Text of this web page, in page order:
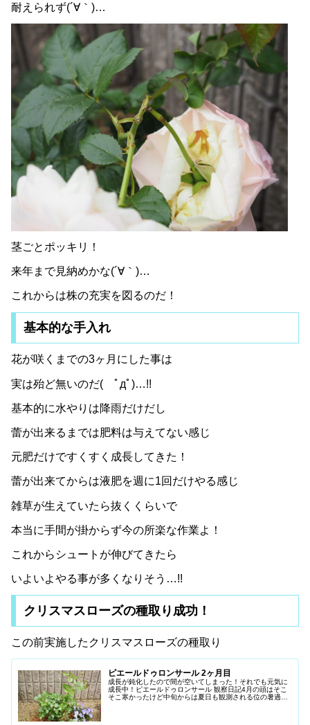
耐えられず(´∀｀)…
茎ごとポッキリ！
来年まで見納めかな(´∀｀)…
これからは株の充実を図るのだ！
基本的な手入れ
花が咲くまでの3ヶ月にした事は
実は殆ど無いのだ( ﾟдﾟ)…!!
基本的に水やりは降雨だけだし
蕾が出来るまでは肥料は与えてない感じ
元肥だけですくすく成長してきた！
蕾が出来てからは液肥を週に1回だけやる感じ
雑草が生えていたら抜くくらいで
本当に手間が掛からず今の所楽な作業よ！
これからシュートが伸びてきたら
いよいよやる事が多くなりそう…!!
クリスマスローズの種取り成功！
この前実施したクリスマスローズの種取り
ピエールドゥロンサール 2ヶ月目
成長が鈍化したので間が空いてしまった！それでも元気に
成長中！ピエールドゥロンサール 観察日記4月の頭はそこ
そこ寒かったけど中旬からは夏日も観測される位の暑過ぎ